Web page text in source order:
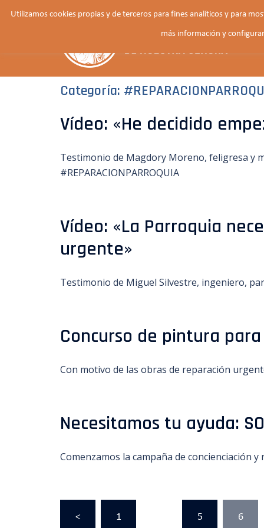
Saltar
Categoría:
Vídeo: «He decidido
Testimonio de Magdory Moreno, feligresa y
#REPARACIONPARROQUIA
Vídeo: «La Parroquia
urgente»
Testimonio de Miguel Silvestre, ingeniero,
Concurso de pintura
Con motivo de las obras de reparación
Necesitamos tu ayuda:
Comenzamos la campaña de concienciación
Paginación
< 1 5 6
Utilizamos cookies propias y de terceros para fines analíticos y para
más información y